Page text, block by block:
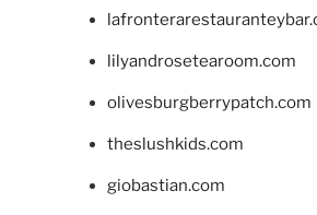
lilyandrosetearoom.com
olivesburgberrypatch.com
theslushkids.com
giobastian.com